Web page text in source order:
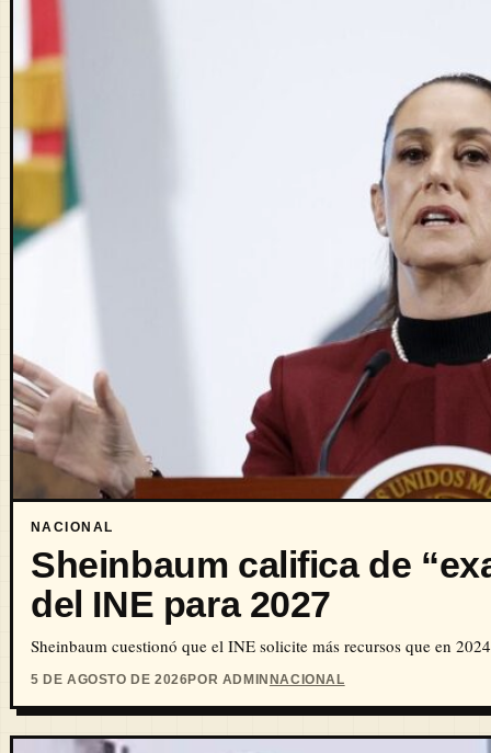
NACIONAL
Sheinbaum califica de
del INE para 2027
Sheinbaum cuestionó que el INE solicite más recursos que en
5 DE AGOSTO DE 2026POR ADMIN NACIONAL